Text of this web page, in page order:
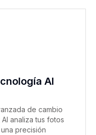
AI
de cambio
analiza tus fotos
precisión